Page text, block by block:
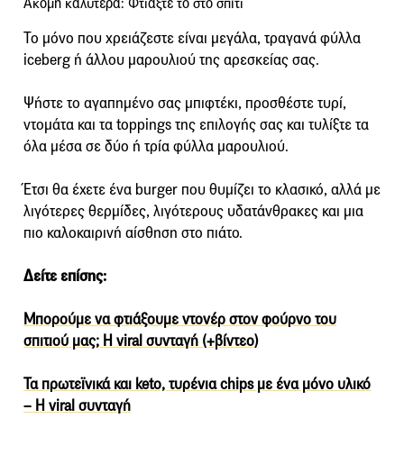
Το μόνο που χρειάζεστε είναι μεγάλα, τραγανά φύλλα
iceberg ή άλλου μαρουλιού της αρεσκείας σας.
Ψήστε το αγαπημένο σας μπιφτέκι, προσθέστε τυρί,
ντομάτα και τα toppings της επιλογής σας και τυλίξτε τα
όλα μέσα σε δύο ή τρία φύλλα μαρουλιού.
Έτσι θα έχετε ένα burger που θυμίζει το κλασικό, αλλά με
λιγότερες θερμίδες, λιγότερους υδατάνθρακες και μια
πιο καλοκαιρινή αίσθηση στο πιάτο.
Δείτε επίσης:
Μπορούμε να φτιάξουμε ντονέρ στον φούρνο του
σπιτιού μας; Η viral συνταγή (+βίντεο)
Τα πρωτεϊνικά και keto, τυρένια chips με ένα μόνο υλικό
– Η viral συνταγή